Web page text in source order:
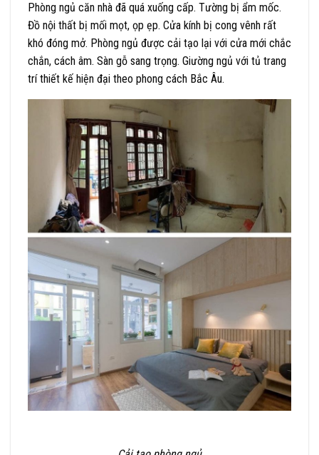
Phòng ngủ căn nhà đã quá xuống cấp. Tường bị ẩm mốc.
Đồ nội thất bị mối mọt, ọp ẹp. Cửa kính bị cong vênh rất
khó đóng mở. Phòng ngủ được cải tạo lại với cửa mới chắc
chắn, cách âm. Sàn gỗ sang trọng. Giường ngủ với tủ trang
trí thiết kế hiện đại theo phong cách Bắc Âu.